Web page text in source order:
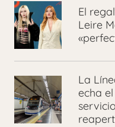
El
Leire
La
echa